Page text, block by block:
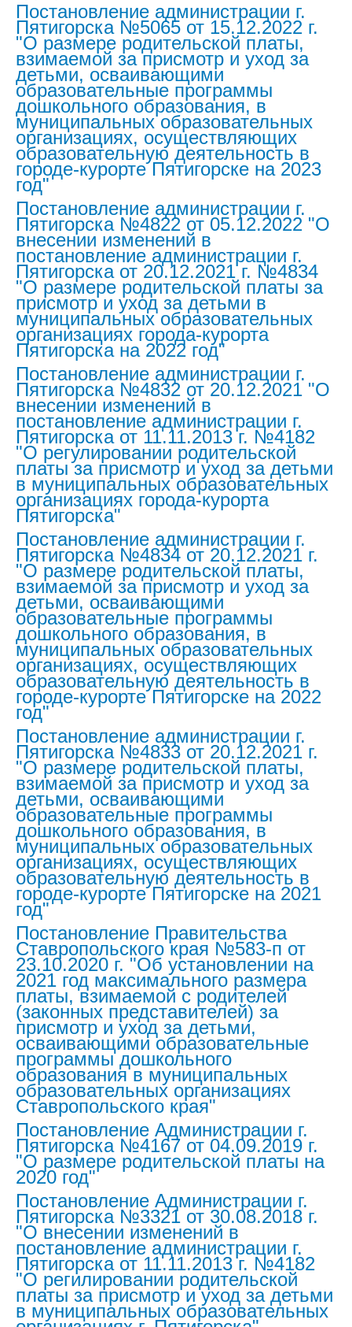
Постановление администрации г.
Пятигорска №5065 от 15.12.2022 г.
"О размере родительской платы,
взимаемой за присмотр и уход за
детьми, осваивающими
образовательные программы
дошкольного образования, в
муниципальных образовательных
организациях, осуществляющих
образовательную деятельность в
городе-курорте Пятигорске на 2023
год"
Постановление администрации г.
Пятигорска №4822 от 05.12.2022 "О
внесении изменений в
постановление администрации г.
Пятигорска от 20.12.2021 г. №4834
"О размере родительской платы за
присмотр и уход за детьми в
муниципальных образовательных
организациях города-курорта
Пятигорска на 2022 год"
Постановление администрации г.
Пятигорска №4832 от 20.12.2021 "О
внесении изменений в
постановление администрации г.
Пятигорска от 11.11.2013 г. №4182
"О регулировании родительской
платы за присмотр и уход за детьми
в муниципальных образовательных
организациях города-курорта
Пятигорска"
Постановление администрации г.
Пятигорска №4834 от 20.12.2021 г.
"О размере родительской платы,
взимаемой за присмотр и уход за
детьми, осваивающими
образовательные программы
дошкольного образования, в
муниципальных образовательных
организациях, осуществляющих
образовательную деятельность в
городе-курорте Пятигорске на 2022
год"
Постановление администрации г.
Пятигорска №4833 от 20.12.2021 г.
"О размере родительской платы,
взимаемой за присмотр и уход за
детьми, осваивающими
образовательные программы
дошкольного образования, в
муниципальных образовательных
организациях, осуществляющих
образовательную деятельность в
городе-курорте Пятигорске на 2021
год"
Постановление Правительства
Ставропольского края №583-п от
23.10.2020 г. "Об установлении на
2021 год максимального размера
платы, взимаемой с родителей
(законных представителей) за
присмотр и уход за детьми,
осваивающими образовательные
программы дошкольного
образования в муниципальных
образовательных организациях
Ставропольского края"
Постановление Администрации г.
Пятигорска №4167 от 04.09.2019 г.
"О размере родительской платы на
2020 год"
Постановление Администрации г.
Пятигорска №3321 от 30.08.2018 г.
"О внесении изменений в
постановление администрации г.
Пятигорска от 11.11.2013 г. №4182
"О регилировании родительской
платы за присмотр и уход за детьми
в муниципальных образовательных